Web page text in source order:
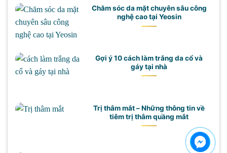
Chăm sóc da mặt chuyên sâu công
nghệ cao tại Yeosin
Gợi ý 10 cách làm trắng da cổ và
gáy tại nhà
Trị thâm mắt – Những thông tin về
tiêm trị thâm quầng mắt